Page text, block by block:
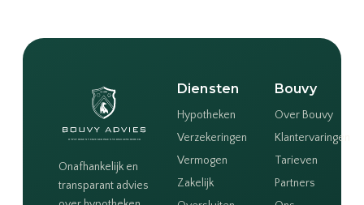
Onafhankelijk en
transparant advies
Diensten
Hypotheken
Verzekeringen
Vermogen
Zakelijk
Bouvy
Over Bouvy
Klantervaringen
Tarieven
Partners